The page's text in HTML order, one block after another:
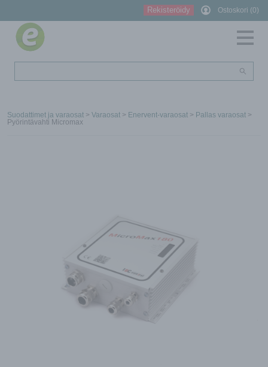
Rekisteröidy Ostoskori (0)
Suodattimet ja varaosat > Varaosat > Enervent-varaosat > Pallas varaosat >
Pyörintävahti Micromax